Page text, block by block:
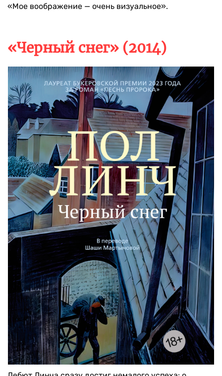
«Мое воображение — очень визуальное».
«Черный снег» (2014)